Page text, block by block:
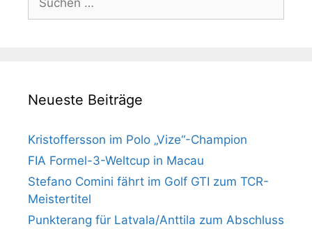
nach:
Neueste Beiträge
Kristoffersson im Polo „Vize“-Champion
FIA Formel-3-Weltcup in Macau
Stefano Comini fährt im Golf GTI zum TCR-
Meistertitel
Punkterang für Latvala/Anttila zum Abschluss